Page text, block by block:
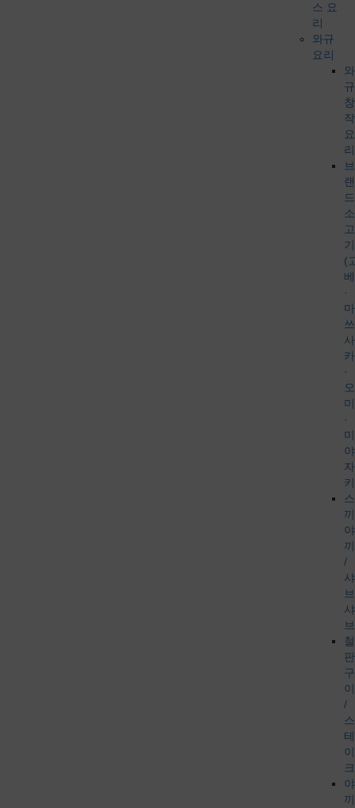
스 요
리
와규
요리
와
규
창
작
요
리
브
랜
드
소
고
기
(
베
·
마
쓰
사
카
·
오
미
·
미
야
자
스
끼
야
끼
/
샤
브
샤
브
철
판
구
이
/
스
테
이
크
야
끼